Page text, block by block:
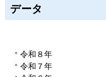
データ
令和８年
令和７年